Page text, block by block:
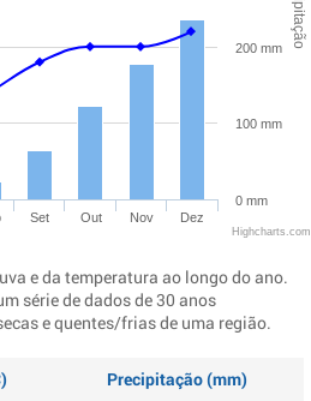
Set Out Nov Dez
0 mm
100 mm
200 mm
Highcharts.com
e da temperatura ao longo do ano.
série de dados de 30 anos
e quentes/frias de uma região.
Precipitação (mm)